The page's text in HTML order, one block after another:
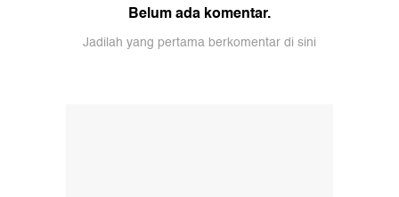
Belum ada komentar.
Jadilah yang pertama berkomentar di sini